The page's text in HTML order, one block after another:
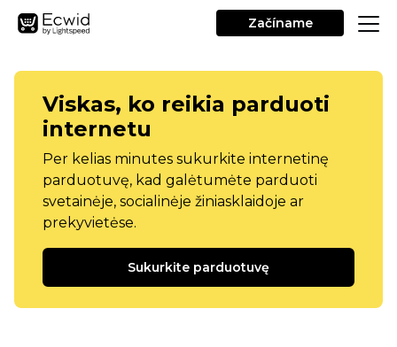
Začíname
Viskas, ko reikia parduoti
internetu
Per kelias minutes sukurkite internetinę
parduotuvę, kad galėtumėte parduoti
svetainėje, socialinėje žiniasklaidoje ar
prekyvietėse.
Sukurkite parduotuvę